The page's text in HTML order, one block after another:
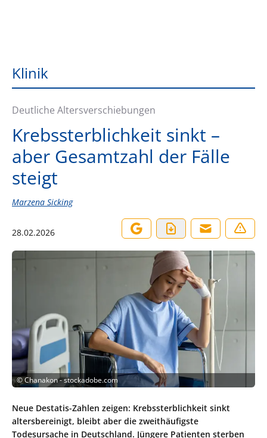
Klinik
Deutliche Altersverschiebungen
Krebssterblichkeit sinkt –
aber Gesamtzahl der Fälle
steigt
Marzena Sicking
28.02.2026
©Chanakon - stockadobe.com
Neue Destatis-Zahlen zeigen: Krebssterblichkeit sinkt
altersbereinigt, bleibt aber die zweithäufigste
Todesursache in Deutschland. Jüngere Patienten sterben